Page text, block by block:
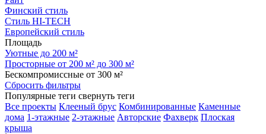
Финский стиль
Стиль HI-TECH
Европейский стиль
Площадь
Уютные до 200 м²
Просторные от 200 м² до 300 м²
Бескомпромиссные от 300 м²
Сбросить фильтры
Популярные теги свернуть теги
Все проекты Клееный брус Комбинированные Каменные
дома 1-этажные 2-этажные Авторские Фахверк Плоская
крыша